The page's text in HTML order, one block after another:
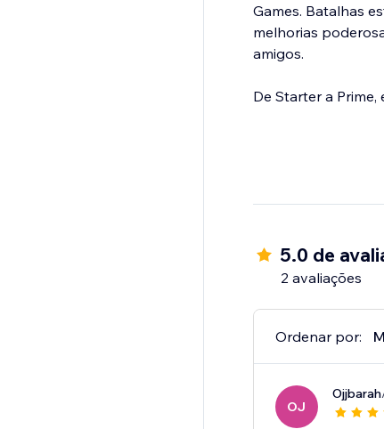
Games. Batalhas
melhorias
amigos.
De Starter a
5.0 de
2 avaliações
Ordenar por:
OJ
Ojjbarah